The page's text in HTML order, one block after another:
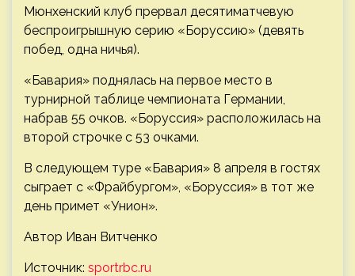
Мюнхенский клуб прервал десятиматчевую
беспроигрышную серию «Боруссию» (девять
побед, одна ничья).
«Бавария» поднялась на первое место в
турнирной таблице чемпионата Германии,
набрав 55 очков. «Боруссия» расположилась на
второй строчке с 53 очками.
В следующем туре «Бавария» 8 апреля в гостях
сыграет с «Фрайбургом», «Боруссия» в тот же
день примет «Унион».
Автор Иван Витченко
Источник: sportrbc.ru